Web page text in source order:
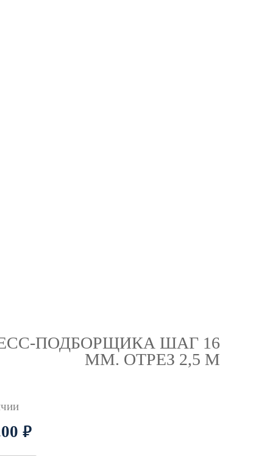
ПОДБОРЩИКА ШАГ 16
ММ. ОТРЕЗ 2,5 М
руб.